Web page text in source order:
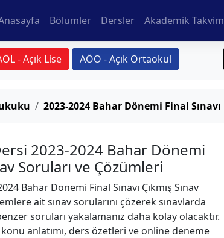
Bölümler Dersler Akademik Takvim
- Açık Lise AÖO - Açık Ortaokul
2023-2024 Bahar Dönemi Final Sınavı
2023-2024 Bahar Dönemi
Soruları ve Çözümleri
Bahar Dönemi Final Sınavı Çıkmış Sınav
ait sınav sorularını çözerek sınavlarda
soruları yakalamanız daha kolay olacaktır.
konu anlatımı, ders özetleri ve online deneme